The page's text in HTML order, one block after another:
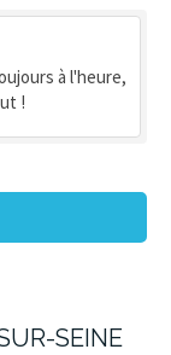
à l'heure,
!
SEINE